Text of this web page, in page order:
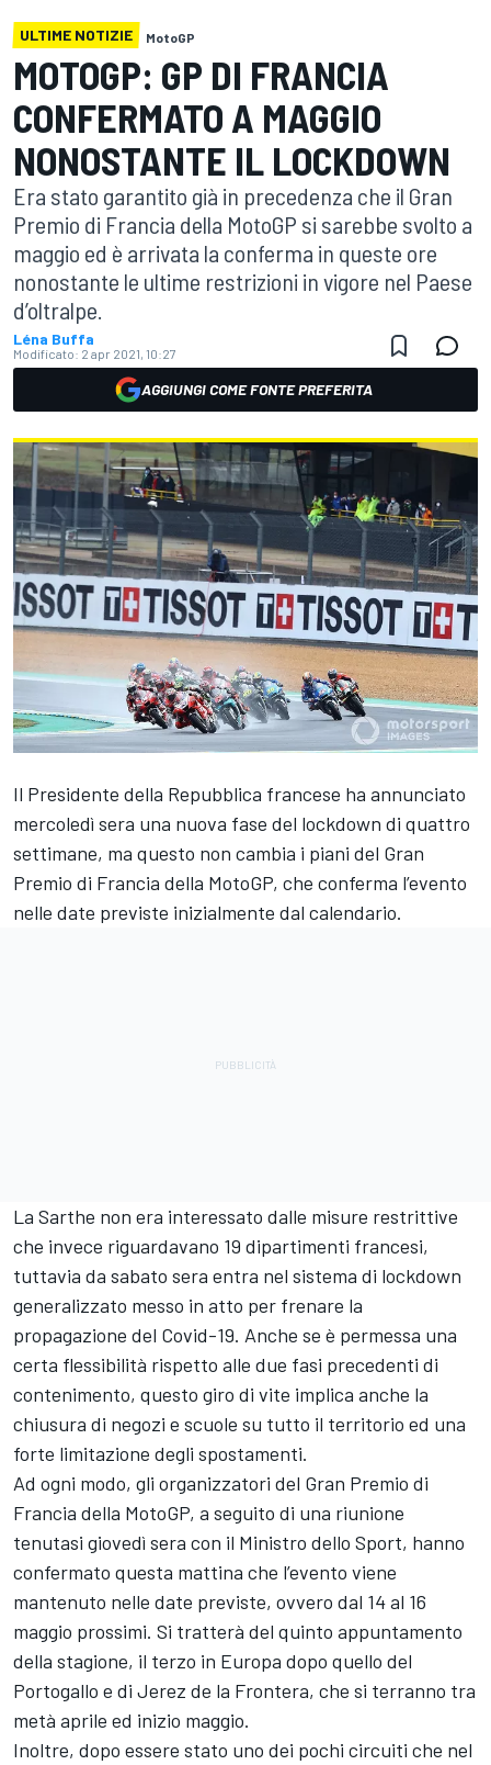
ULTIME NOTIZIE MotoGP
MOTOGP: GP DI FRANCIA
CONFERMATO A MAGGIO
NONOSTANTE IL LOCKDOWN
Era stato garantito già in precedenza che il Gran
Premio di Francia della MotoGP si sarebbe svolto a
maggio ed è arrivata la conferma in queste ore
nonostante le ultime restrizioni in vigore nel Paese
d’oltralpe.
Léna Buffa
Modificato: 2 apr 2021, 10:27
AGGIUNGI COME FONTE PREFERITA
Il Presidente della Repubblica francese ha annunciato
mercoledì sera una nuova fase del lockdown di quattro
settimane, ma questo non cambia i piani del Gran
Premio di Francia della MotoGP, che conferma l’evento
nelle date previste inizialmente dal calendario.
La Sarthe non era interessato dalle misure restrittive
che invece riguardavano 19 dipartimenti francesi,
tuttavia da sabato sera entra nel sistema di lockdown
generalizzato messo in atto per frenare la
propagazione del Covid-19. Anche se è permessa una
certa flessibilità rispetto alle due fasi precedenti di
contenimento, questo giro di vite implica anche la
chiusura di negozi e scuole su tutto il territorio ed una
forte limitazione degli spostamenti.
Ad ogni modo, gli organizzatori del Gran Premio di
Francia della MotoGP, a seguito di una riunione
tenutasi giovedì sera con il Ministro dello Sport, hanno
confermato questa mattina che l’evento viene
mantenuto nelle date previste, ovvero dal 14 al 16
maggio prossimi. Si tratterà del quinto appuntamento
della stagione, il terzo in Europa dopo quello del
Portogallo e di Jerez de la Frontera, che si terranno tra
metà aprile ed inizio maggio.
Inoltre, dopo essere stato uno dei pochi circuiti che nel